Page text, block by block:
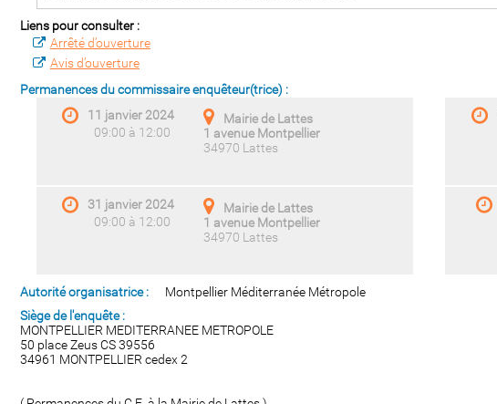
Liens pour consulter :
Arrêté d’ouverture
Avis d’ouverture
Permanences du commissaire enquêteur(trice) :
11 janvier 2024
09:00 à 12:00
Mairie de Lattes
1 avenue Montpellier
34970 Lattes
31 janvier 2024
09:00 à 12:00
Mairie de Lattes
1 avenue Montpellier
34970 Lattes
Autorité organisatrice :
Montpellier Méditerranée Métropole
Siège de l'enquête :
MONTPELLIER MEDITERRANEE METROPOLE
50 place Zeus CS 39556
34961 MONTPELLIER cedex 2